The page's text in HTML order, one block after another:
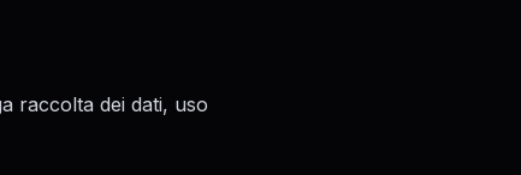
raccolta dei dati, uso